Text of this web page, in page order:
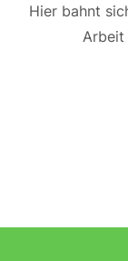
Hier bahnt